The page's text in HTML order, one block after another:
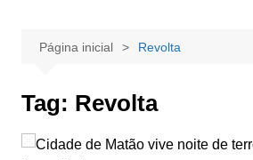
Página inicial Revolta
Tag: Revolta